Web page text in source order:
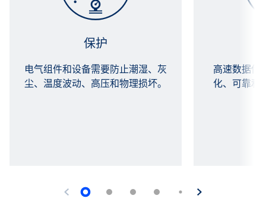
保护
电气组件和设备需要防止潮湿、灰
尘、温度波动、高压和物理损坏。
高速数据传
化、可靠和